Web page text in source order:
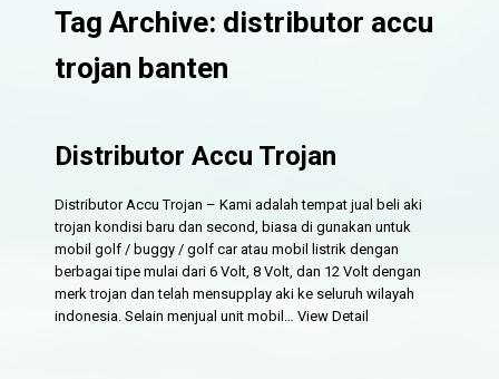
Tag Archive: distributor accu
trojan banten
Distributor Accu Trojan
Distributor Accu Trojan – Kami adalah tempat jual beli aki
trojan kondisi baru dan second, biasa di gunakan untuk
mobil golf / buggy / golf car atau mobil listrik dengan
berbagai tipe mulai dari 6 Volt, 8 Volt, dan 12 Volt dengan
merk trojan dan telah mensupplay aki ke seluruh wilayah
indonesia. Selain menjual unit mobil…View Detail